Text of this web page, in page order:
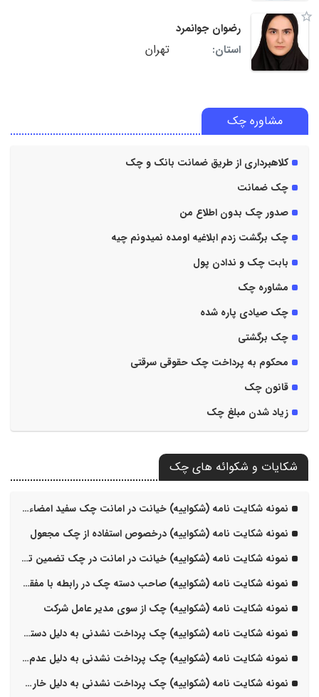
رضوان جوانمرد
استان:
تهران
مشاوره چک
کلاهبرداری از طریق ضمانت بانک و چک
چک ضمانت
صدور چک بدون اطلاع من
چک برگشت زدم ابلاغیه اومده نمیدونم چیه
بابت چک و ندادن پول
مشاوره چک
چک صیادی پاره شده
چک برگشتی
محکوم به پرداخت چک حقوقی سرقتی
قانون چک
زیاد شدن مبلغ چک
شکایات و شکوائه های چک
نمونه شکایت نامه (شکواییه) خیانت در امانت چک سفید امضاء برای تضمین انجام کار
نمونه شکایت نامه (شکواییه) درخصوص استفاده از چک مجعول
نمونه شکایت نامه (شکواییه) خیانت در امانت در چک تضمین تخلیه ملک
نمونه شکایت نامه (شکواییه) صاحب دسته چک در رابطه با مفقودی چک
نمونه شکایت نامه (شکواییه) چک از سوی مدیر عامل شرکت
نمونه شکایت نامه (شکواییه) چک پرداخت نشدنی به دلیل دستور عدم پرداخت صادر کننده
نمونه شکایت نامه (شکواییه) چک پرداخت نشدنی به دلیل عدم مطابقت امضا
نمونه شکایت نامه (شکواییه) چک پرداخت نشدنی به دلیل خارج نمودن وجه از حساب (کسر موجودی)